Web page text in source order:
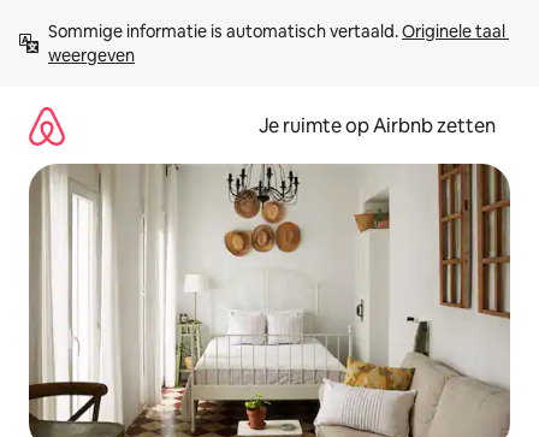
direct
naar
Sommige informatie is automatisch vertaald. Originele taal
weergeven
Je ruimte op Airbnb zetten